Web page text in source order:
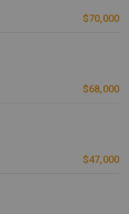
$70,000
$68,000
$47,000